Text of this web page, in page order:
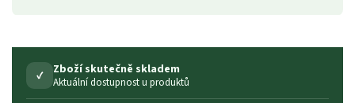
✓ Zboží skutečně skladem
Aktuální dostupnost u produktů